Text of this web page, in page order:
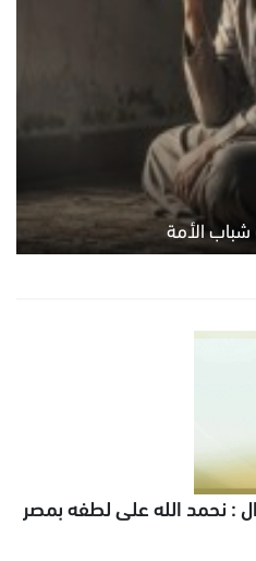
شباب الأمة
: نحمد الله على لطفه بمصر